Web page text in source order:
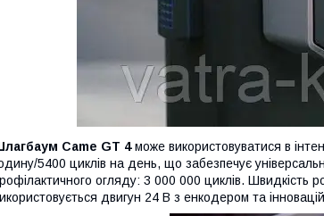
Came GT 4може використовуватися в
5400 циклів на день, що забезпечує
огляду: 3 000 000 циклів. Швидкість
двигун 24 В з енкодером та